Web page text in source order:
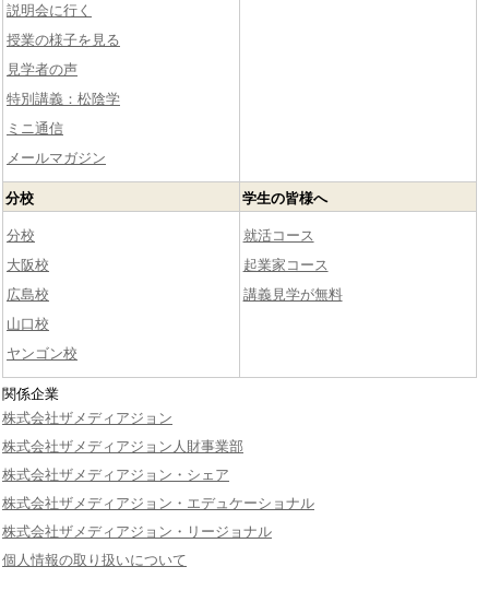
説明会に行く
授業の様子を見る
見学者の声
特別講義：松陰学
ミニ通信
メールマガジン
分校
分校
大阪校
広島校
山口校
ヤンゴン校
学生の皆様へ
就活コース
起業家コース
講義見学が無料
関係企業
株式会社ザメディアジョン
株式会社ザメディアジョン人財事業部
株式会社ザメディアジョン・シェア
株式会社ザメディアジョン・エデュケーショナル
株式会社ザメディアジョン・リージョナル
個人情報の取り扱いについて